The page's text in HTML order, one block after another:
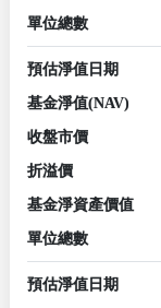
單位總數
預估淨值日期
基金淨值(NAV)
收盤市價
折溢價
基金淨資產價值
單位總數
預估淨值日期